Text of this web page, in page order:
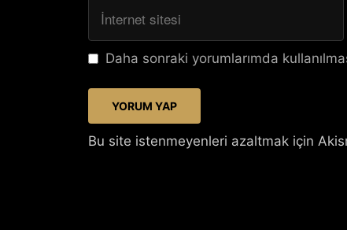
sitesi
Daha sonraki yorumlarımda
Bu site istenmeyenleri azaltmak için